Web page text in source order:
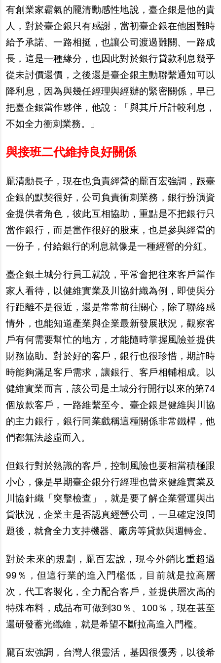
有創業家霸氣的龎清勳感性地說，臺企銀是他的貴
人，對於臺企銀只有感謝，當初臺企銀在他困難時
給予承諾、一路相挺，也讓公司渡過難關、一路成
長，這是一種緣分，也因此對於銀行貸款利息幾乎
從未討價還價，之後還是臺企銀主動聯繫通知可以
降利息，因為與幾任經理與經辦的緊密關係，早已
把臺企銀當作夥伴，他說：「與其斤斤計較利息，
不如全力衝刺業務。」
與接班二代維持良好關係
龎清勳長子，現在也負責經營的龎百宏強調，跟臺
企銀的默契很好，公司負責衝刺業務，銀行扮演資
金提供者角色，彼此互相協助，重點是不把銀行只
當作銀行，而是當作很好的股東，也是參與經營的
一份子，付給銀行的利息就像是一種經營的分紅。
臺企銀土城分行員工就說，平常會把往來客戶當作
家人看待，以健維實業及川協針織為例，即使與分
行距離不是很近，還是常常前往關心，除了聯絡感
情外，也能知道產業與企業最新發展狀況，觀察客
戶有何需要幫忙的地方，才能隨時掌握風險並提供
財務協助。對於好的客戶，銀行也很珍惜，期許時
時能夠滿足客戶需求，讓銀行、客戶相輔相成。以
健維實業而言，該公司是土城分行開行以來的第74
個放款客戶，一路維繫至今。臺企銀是健維與川協
的主力銀行，銀行同業戲稱這種關係非常鐵桿，他
們都無法趁虛而入。
但銀行對於熟識的客戶，控制風險也要相當積極跟
小心，像是早期臺企銀分行經理也曾來健維實業及
川協針織「突擊檢查」，就是要了解企業營運與出
貨狀況，企業主是否認真經營公司，一旦確定沒問
題後，就會全力支持機器、廠房等貸款與週轉金。
對於未來的規劃，龎百宏說，現今外銷比重超過
99％，但這行業的進入門檻低，目前就是拉高層
次，代工客製化，全力配合客戶，並提供層次高的
特殊布料，成品布可做到30％、100％，現在甚至
還研發蓄光纖維，就是希望不斷拉高進入門檻。
龎百宏強調，台灣人很靈活，基因很優秀，以後希